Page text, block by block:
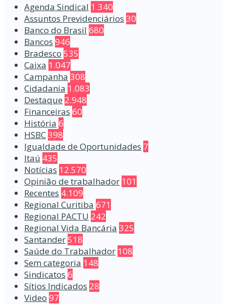
Agenda Sindical 1.340
Assuntos Previdenciários 30
Banco do Brasil 680
Bancos 946
Bradesco 535
Caixa 1.047
Campanha 308
Cidadania 1.083
Destaque 2.948
Financeiras 60
História 6
HSBC398
Igualdade de Oportunidades 7
Itaú 435
Notícias 12.570
Opinião de trabalhador 101
Recentes 4.109
Regional Curitiba 671
Regional PACTU 242
Regional Vida Bancária 325
Santander518
Saúde do Trabalhador 108
Sem categoria 148
Sindicatos 6
Sítios Indicados 28
Video 97